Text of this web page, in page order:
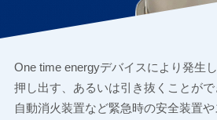
One time energyデバイスにより発生
押し出す、あるいは引き抜くことがで
自動消火装置など緊急時の安全装置